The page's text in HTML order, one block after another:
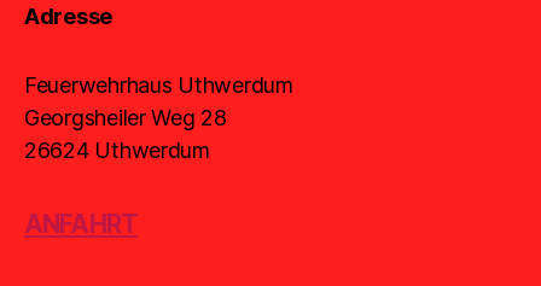
Adresse
Feuerwehrhaus Uthwerdum
Georgsheiler Weg 28
26624 Uthwerdum
ANFAHRT